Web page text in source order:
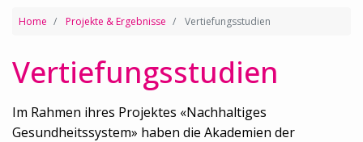
Home Projekte & Ergebnisse Vertiefungsstudien
Vertiefungsstudien
Im Rahmen ihres Projektes «Nachhaltiges
Gesundheitssystem» haben die Akademien der